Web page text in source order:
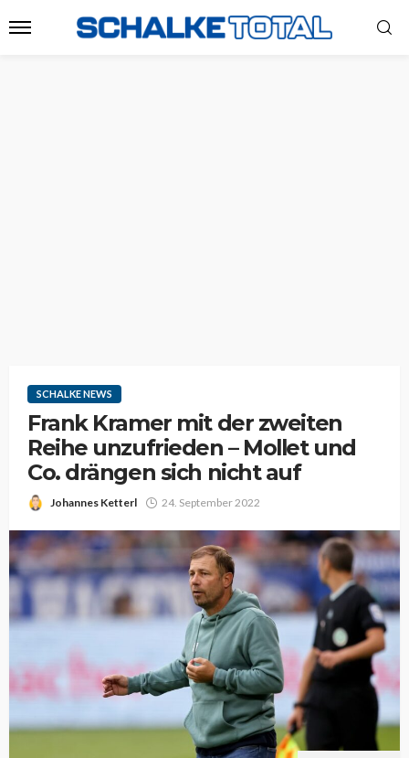
SCHALKE NEWS
Frank Kramer mit der zweiten
Reihe unzufrieden – Mollet und
Co. drängen sich nicht auf
Johannes Ketterl 24. September 2022